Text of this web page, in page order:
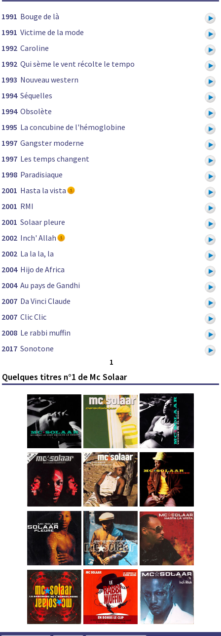
1991 Bouge de là
1991 Victime de la mode
1992 Caroline
1992 Qui sème le vent récolte le tempo
1993 Nouveau western
1994 Séquelles
1994 Obsolète
1995 La concubine de l'hémoglobine
1997 Gangster moderne
1997 Les temps changent
1998 Paradisiaque
2001 Hasta la vista
2001 RMI
2001 Solaar pleure
2002 Inch' Allah
2002 La la la, la
2004 Hijo de Africa
2004 Au pays de Gandhi
2007 Da Vinci Claude
2007 Clic Clic
2008 Le rabbi muffin
2017 Sonotone
1
Quelques titres n°1 de Mc Solaar